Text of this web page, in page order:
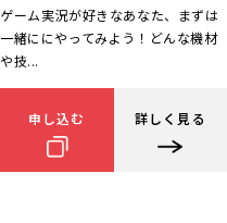
ゲーム実況が好きなあなた、まずは
一緒ににやってみよう！どんな機材
や技...
申し込む 詳しく見る